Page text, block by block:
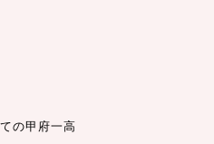
の甲府一高